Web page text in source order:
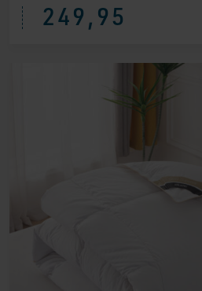
249,95